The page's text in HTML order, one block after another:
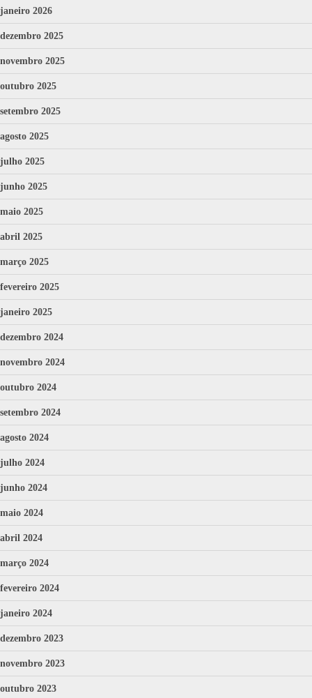
janeiro 2026
dezembro 2025
novembro 2025
outubro 2025
setembro 2025
agosto 2025
julho 2025
junho 2025
maio 2025
abril 2025
março 2025
fevereiro 2025
janeiro 2025
dezembro 2024
novembro 2024
outubro 2024
setembro 2024
agosto 2024
julho 2024
junho 2024
maio 2024
abril 2024
março 2024
fevereiro 2024
janeiro 2024
dezembro 2023
novembro 2023
outubro 2023